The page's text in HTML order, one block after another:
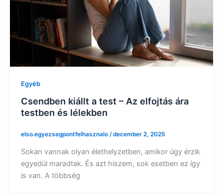
Egyéb
Csendben kiállt a test – Az elfojtás ára
testben és lélekben
elso.egyezsegpontfelhasznalo /december 2, 2025
Sokan vannak olyan élethelyzetben, amikor úgy érzik
egyedül maradtak. És azt hiszem, sok esetben ez így
is van. A többség